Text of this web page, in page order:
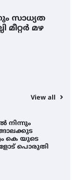
സാധ്യത
മീറ്റർ മഴ
View all
4.4
പൊരുതി